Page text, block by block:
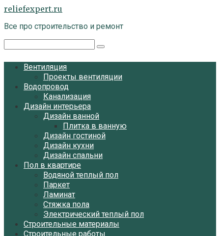
Перейти
контенту
reliefexpert.ru
Все про строительство и ремонт
Вентиляция
Проекты вентиляции
Водопровод
Канализация
Дизайн интерьера
Дизайн ванной
Плитка в ванную
Дизайн гостиной
Дизайн кухни
Дизайн спальни
Пол в квартире
Водяной теплый пол
Паркет
Ламинат
Стяжка пола
Электрический теплый пол
Строительные материалы
Строительные работы